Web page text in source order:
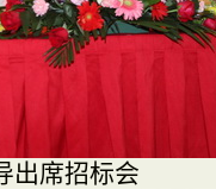
出席招标会